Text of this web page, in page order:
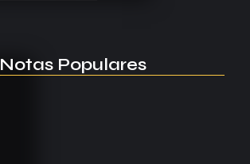
Notas Populares